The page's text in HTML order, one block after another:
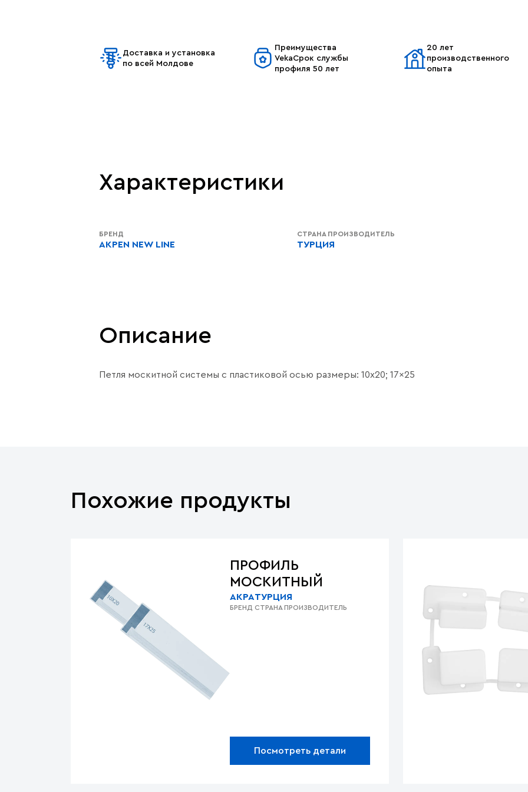
Доставка и установка
по всей Молдове
Преимущества
VekaСрок службы
профиля 50 лет
20 лет
производственного
опыта
Характеристики
БРЕНД
AKPEN NEW LINE
СТРАНА ПРОИЗВОДИТЕЛЬ
ТУРЦИЯ
Описание
Петля москитной системы с пластиковой осью размеры: 10x20; 17x25
Похожие продукты
ПРОФИЛЬ
МОСКИТНЫЙ
AKPA
БРЕНД
ТУРЦИЯ
СТРАНА ПРОИЗВОДИТЕЛЬ
Посмотреть детали